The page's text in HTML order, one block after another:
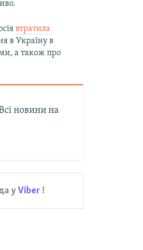
втратила
в Україну в
а також про
новини на
уViber!